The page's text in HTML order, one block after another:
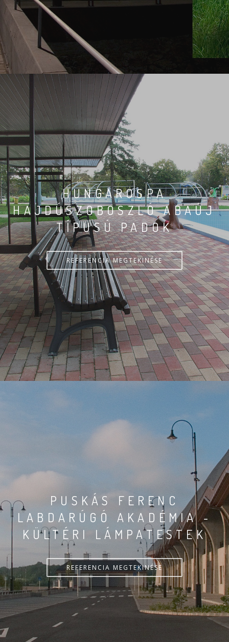
HUNGAROSPA
HAJDÚSZOBOSZLÓ ABAÚJ
TÍPUSÚ PADOK
REFERENCIA MEGTEKINÉSE
PUSKÁS FERENC
LABDARÚGÓ AKADÉMIA -
KÜLTÉRI LÁMPATESTEK
REFERENCIA MEGTEKINÉSE